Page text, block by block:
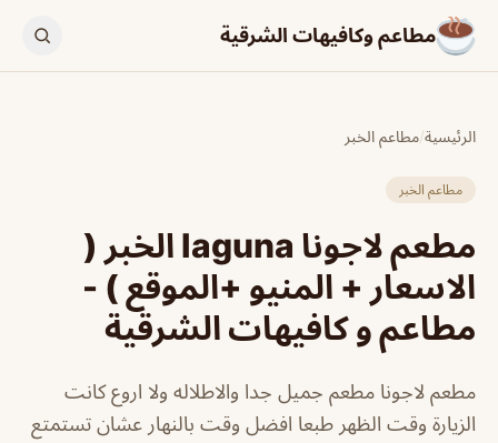
مطاعم وكافيهات الشرقية
الرئيسية/مطاعم الخبر
مطاعم الخبر
مطعم لاجونا laguna الخبر (
الاسعار + المنيو +الموقع ) -
مطاعم و كافيهات الشرقية
مطعم لاجونا مطعم جميل جدا والاطلاله ولا اروع كانت
الزيارة وقت الظهر طبعا افضل وقت بالنهار عشان تستمتع